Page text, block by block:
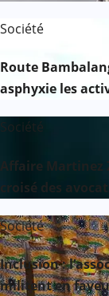
Société
Route
asphyxie les
Société
Affaire Martinez
croisé des
Société
Inclusion :
militent en